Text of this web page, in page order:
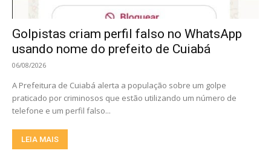
Golpistas criam perfil falso no WhatsApp
usando nome do prefeito de Cuiabá
06/08/2026
A Prefeitura de Cuiabá alerta a população sobre um golpe
praticado por criminosos que estão utilizando um número de
telefone e um perfil falso...
LEIA MAIS